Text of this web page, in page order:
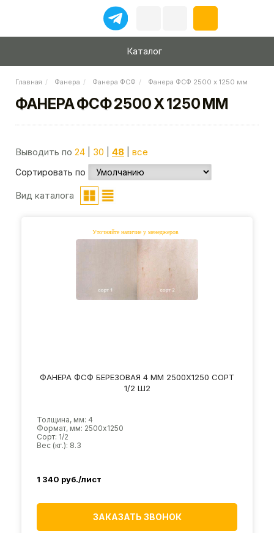
Каталог
Главная Фанера Фанера ФСФ Фанера ФСФ 2500 х 1250 мм
ФАНЕРА ФСФ 2500 Х 1250 ММ
Выводить по 24 30 48 все
Сортировать по
Вид каталога
ФАНЕРА ФСФ БЕРЕЗОВАЯ 4 ММ 2500Х1250 СОРТ
1/2 Ш2
Толщина, мм: 4
Формат, мм: 2500х1250
Сорт: 1/2
Вес (кг.): 8.3
1 340 руб./лист
ЗАКАЗАТЬ ЗВОНОК